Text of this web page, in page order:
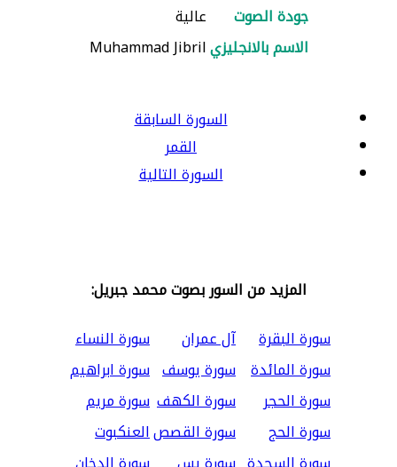
جودة الصوت
عالية
الاسم بالانجليزيMuhammad Jibril
السورة السابقة
القمر
السورة التالية
المزيد من السور بصوت محمد جبريل:
سورة البقرة
آل عمران
سورة النساء
سورة المائدة سورة يوسف سورة ابراهيم
سورة الحجر
سورة الكهف سورة مريم
سورة الحج
سورة القصصالعنكبوت